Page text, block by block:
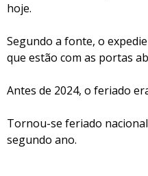
hoje.
Segundo a fonte, o
que estão com as portas
Antes de 2024, o feriado
Tornou-se feriado
segundo ano.